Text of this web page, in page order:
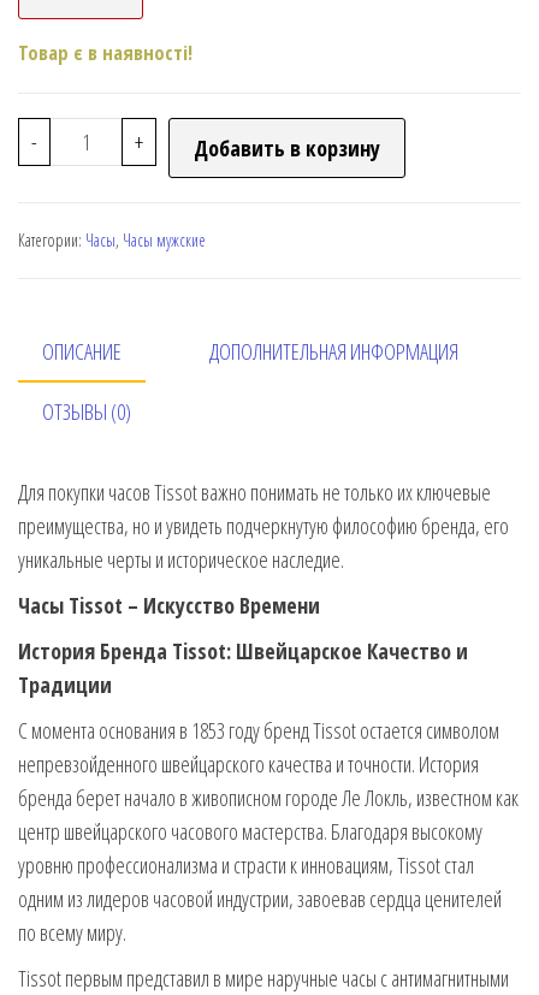
Товар є в наявності!
- + Добавить в корзину
Категории: Часы, Часы мужские
ОПИСАНИЕ ДОПОЛНИТЕЛЬНАЯ ИНФОРМАЦИЯ
ОТЗЫВЫ (0)
Для покупки часов Tissot важно понимать не только их ключевые
преимущества, но и увидеть подчеркнутую философию бренда, его
уникальные черты и историческое наследие.
Часы Tissot – Искусство Времени
История Бренда Tissot: Швейцарское Качество и
Традиции
С момента основания в 1853 году бренд Tissot остается символом
непревзойденного швейцарского качества и точности. История
бренда берет начало в живописном городе Ле Локль, известном как
центр швейцарского часового мастерства. Благодаря высокому
уровню профессионализма и страсти к инновациям, Tissot стал
одним из лидеров часовой индустрии, завоевав сердца ценителей
по всему миру.
Tissot первым представил в мире наручные часы с антимагнитными